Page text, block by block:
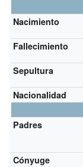
Nacimiento
Fallecimiento
Sepultura
Nacionalidad
Padres
Cónyuge